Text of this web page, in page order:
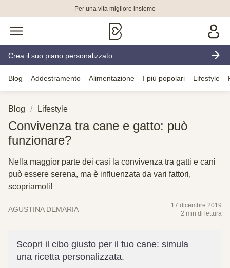
Per una vita migliore insieme
Crea il suo piano personalizzato
Blog Addestramento Alimentazione I più popolari Lifestyle
Blog Lifestyle
Convivenza tra cane e gatto: può
funzionare?
Nella maggior parte dei casi la convivenza tra gatti e cani
può essere serena, ma è influenzata da vari fattori,
scopriamoli!
AGUSTINA DEMARIA
17 dicembre 2019
2 min di lettura
Scopri il cibo giusto per il tuo cane: simula
una ricetta personalizzata.